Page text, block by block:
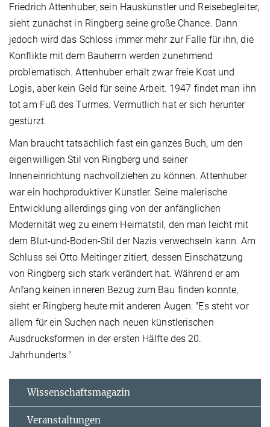
Friedrich Attenhuber, sein Hauskünstler und Reisebegleiter,
sieht zunächst in Ringberg seine große Chance. Dann
jedoch wird das Schloss immer mehr zur Falle für ihn, die
Konflikte mit dem Bauherrn werden zunehmend
problematisch. Attenhuber erhält zwar freie Kost und
Logis, aber kein Geld für seine Arbeit. 1947 findet man ihn
tot am Fuß des Turmes. Vermutlich hat er sich herunter
gestürzt.
Man braucht tatsächlich fast ein ganzes Buch, um den
eigenwilligen Stil von Ringberg und seiner
Inneneinrichtung nachvollziehen zu können. Attenhuber
war ein hochproduktiver Künstler. Seine malerische
Entwicklung allerdings ging von der anfänglichen
Modernität weg zu einem Heimatstil, den man leicht mit
dem Blut-und-Boden-Stil der Nazis verwechseln kann. Am
Schluss sei Otto Meitinger zitiert, dessen Einschätzung
von Ringberg sich stark verändert hat. Während er am
Anfang keinen inneren Bezug zum Bau finden konnte,
sieht er Ringberg heute mit anderen Augen: "Es steht vor
allem für ein Suchen nach neuen künstlerischen
Ausdrucksformen in der ersten Hälfte des 20.
Jahrhunderts."
Wissenschaftsmagazin
Veranstaltungen